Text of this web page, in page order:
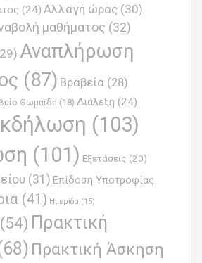
(24) Αλλαγή ώρας (30)
μαθήματος (32)
Αναπλήρωση
(87) Βραβεία (28)
Θωμαϊδη (18) Διάλεξη (24)
(103)
(101) Εξετάσεις (20)
(31) Επίδοση Υποτροφίας
(41) Ημερίδα (15)
(54) Πρακτική
Πρακτική Άσκηση